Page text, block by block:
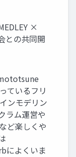
×
との共同開
ているフリ
ンモデリン
ラム運営や
ど楽しくや
によくいま